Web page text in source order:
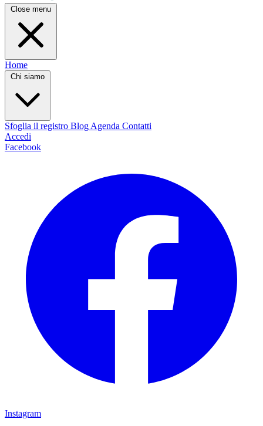
Close menu
Home
Chi siamo
Sfoglia il registro Blog Agenda Contatti
Accedi
Facebook
Instagram